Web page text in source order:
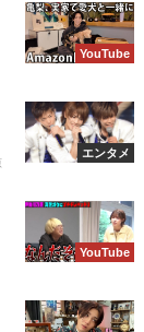
YouTube
エンタメ
YouTube